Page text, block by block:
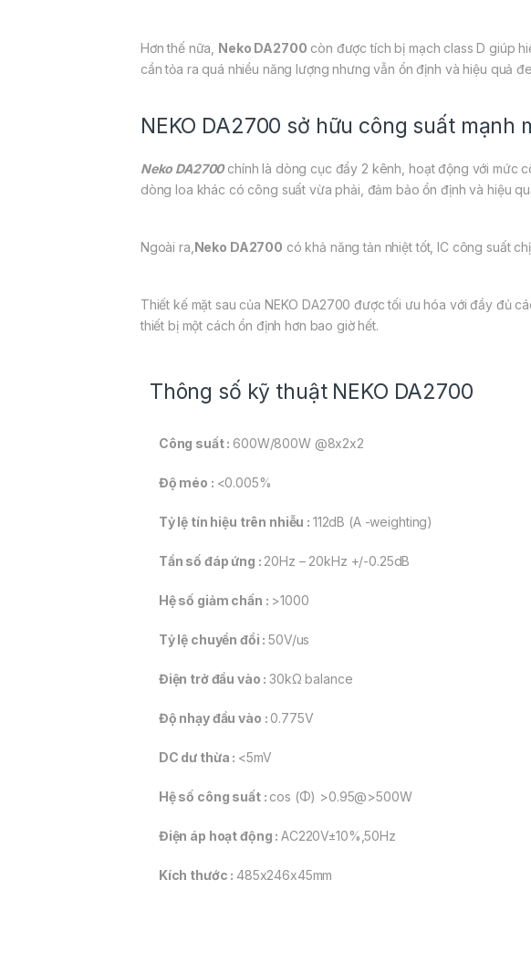
Hơn thế nữa, Neko DA2700 còn được tích bị mạch class D giúp
cần tỏa ra quá nhiều năng lượng nhưng vẫn ổn định và hiệu quả
NEKO DA2700 sở hữu công suất mạnh
Neko DA2700chính là dòng cục đẩy 2 kênh, hoạt động với mức
dòng loa khác có công suất vừa phải, đảm bảo ổn định và hiệu
Ngoài ra, Neko DA2700 có khả năng tản nhiệt tốt, IC công suất
Thiết kế mặt sau của NEKO DA2700 được tối ưu hóa với đầy đủ
thiết bị một cách ổn định hơn bao giờ hết.
Thông số kỹ thuật NEKO DA2700
Công suất : 600W/800W @8x2x2
Độ méo : <0.005%
Tỷ lệ tín hiệu trên nhiễu : 112dB (A -weighting)
Tần số đáp ứng : 20Hz – 20kHz +/-0.25dB
Hệ số giảm chấn : >1000
Tỷ lệ chuyển đổi :50V/us
Điện trở đầu vào :30kΩ balance
Độ nhạy đầu vào : 0.775V
DC dư thừa : <5mV
Hệ số công suất : cos (Φ) >0.95@>500W
Điện áp hoạt động : AC220V±10%,50Hz
Kích thước : 485x246x45mm